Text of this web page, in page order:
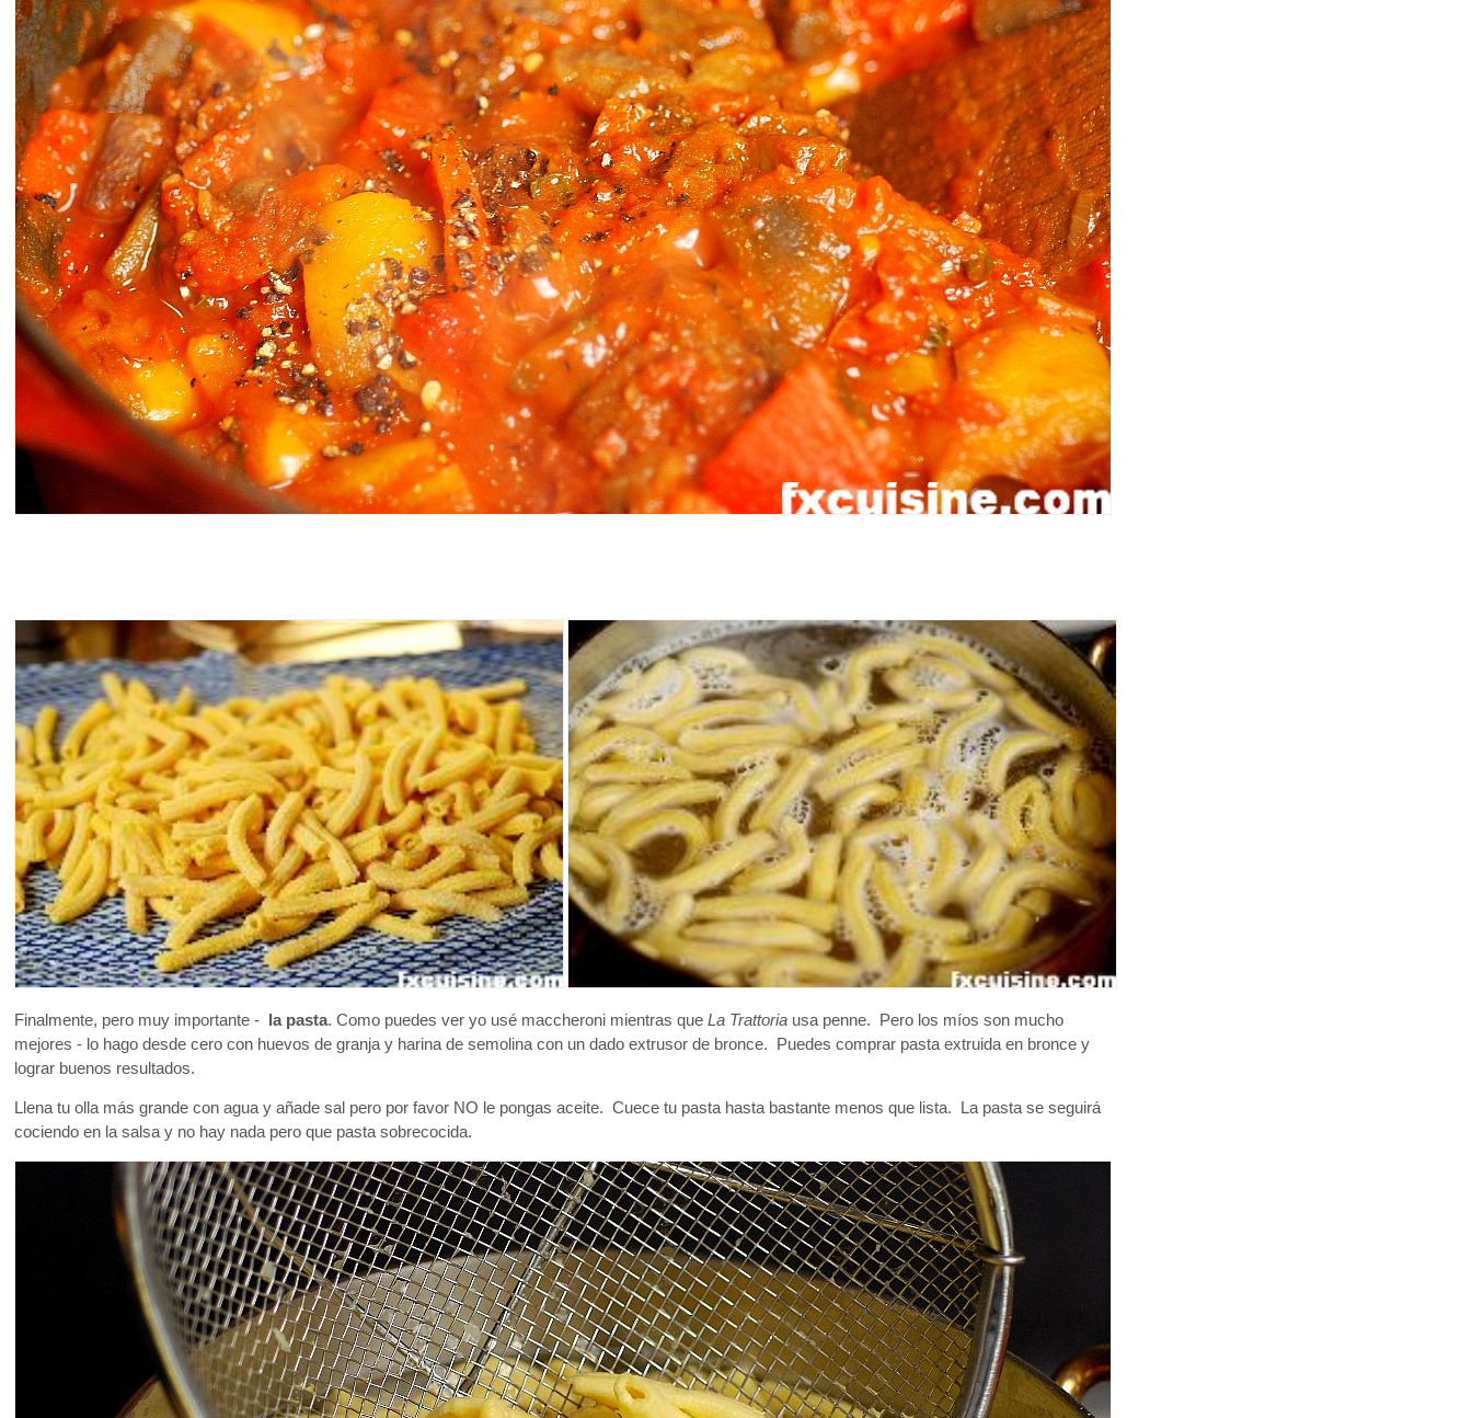
Finalmente, pero muy importante - la pasta. Como puedes ver yo usé maccheroni mientras que La Trattoria usa penne. Pero los míos son mucho
mejores - lo hago desde cero con huevos de granja y harina de semolina con un dado extrusor de bronce. Puedes comprar pasta extruida en bronce y
lograr buenos resultados.
Llena tu olla más grande con agua y añade sal pero por favor NO le pongas aceite. Cuece tu pasta hasta bastante menos que lista. La pasta se seguirá
cociendo en la salsa y no hay nada pero que pasta sobrecocida.